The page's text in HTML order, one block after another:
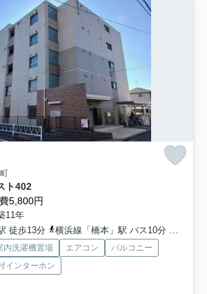
ト402
5,800円
11年
徒歩13分
横浜線「橋本」駅 バス10分 「向陽小学校前」 停歩2分
内洗濯機置場 エアコン
バルコニー
インターホン